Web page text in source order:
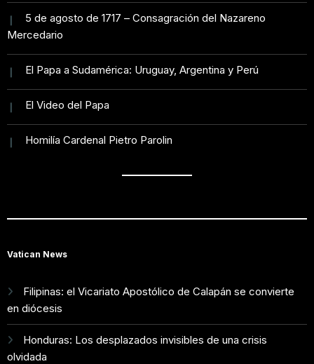
5 de agosto de 1717 – Consagración del Nazareno
Mercedario
El Papa a Sudamérica: Uruguay, Argentina y Perú
El Video del Papa
Homilía Cardenal Pietro Parolin
Vatican News
Filipinas: el Vicariato Apostólico de Calapán se convierte
en diócesis
Honduras: Los desplazados invisibles de una crisis
olvidada